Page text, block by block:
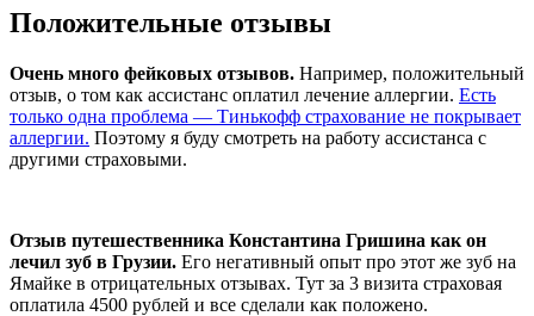
Положительные отзывы
Очень много фейковых отзывов. Например, положительный
отзыв, о том как ассистанс оплатил лечение аллергии. Есть
только одна проблема — Тинькофф страхование не покрывает
аллергии. Поэтому я буду смотреть на работу ассистанса с
другими страховыми.
Отзыв путешественника Константина Гришина как он
лечил зуб в Грузии. Его негативный опыт про этот же зуб на
Ямайке в отрицательных отзывах. Тут за 3 визита страховая
оплатила 4500 рублей и все сделали как положено.